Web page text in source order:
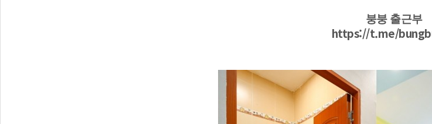
붕붕 출근부
https://t.me/